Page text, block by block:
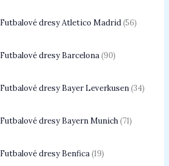
Futbalové dresy Atletico Madrid 56
Futbalové dresy Barcelona 90
Futbalové dresy Bayer Leverkusen 34
Futbalové dresy Bayern Munich 71
Futbalové dresy Benfica 19